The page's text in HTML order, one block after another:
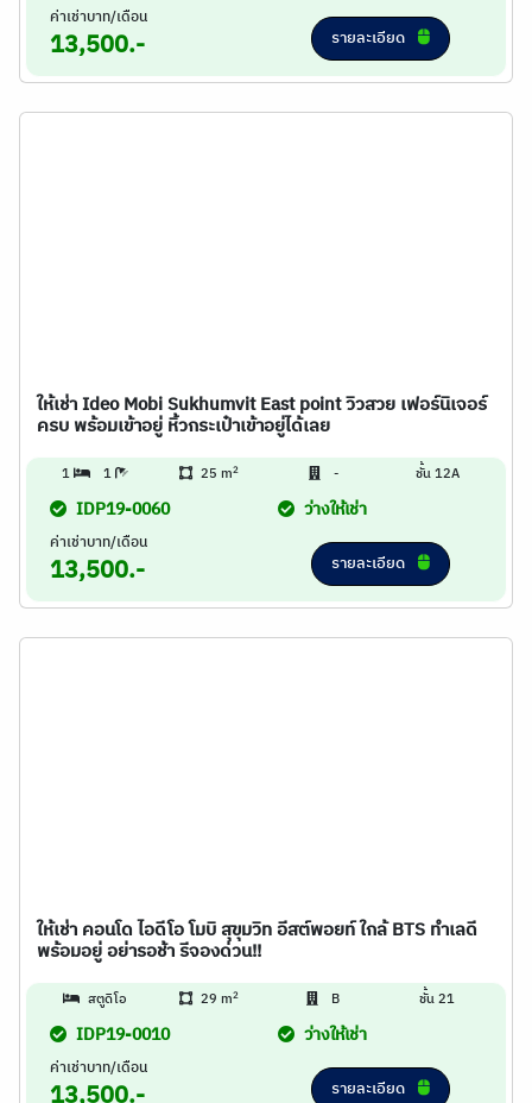
ค่าเช่าบาท/เดือน
13,500.- รายละเอียด
ให้เช่า Ideo Mobi Sukhumvit East point วิวสวย เฟอร์นิเจอร์
ครบ พร้อมเข้าอยู่ หิ้วกระเป๋าเข้าอยู่ได้เลย
1 1 25 m2 - ชั้น 12A
IDP19-0060 ว่างให้เช่า
ค่าเช่าบาท/เดือน
13,500.- รายละเอียด
ให้เช่า คอนโด ไอดีโอ โมบิ สุขุมวิท อีสต์พอยท์ ใกล้ BTS ทำเลดี
พร้อมอยู่ อย่ารอช้า รีจองด่วน!!
สตูดิโอ 29 m2 B ชั้น 21
IDP19-0010 ว่างให้เช่า
ค่าเช่าบาท/เดือน
รายละเอียด